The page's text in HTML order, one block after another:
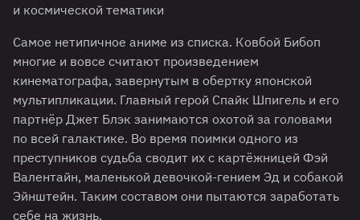
и космической тематики
Самое нетипичное аниме из списка. Ковбой Бибоп
многие и вовсе считают произведением
кинематографа, завернутым в обертку японской
мультипликации. Главный герой Спайк Шпигель и его
партнёр Джет Блэк занимаются охотой за головами
по всей галактике. Во время поимки одного из
преступников судьба сводит их с картёжницей Фэй
Валентайн, маленькой девочкой-гением Эд и собакой
Эйнштейн. Таким составом они пытаются заработать
себе на жизнь.